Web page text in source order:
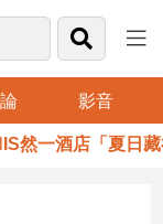
影音
酒店「夏日藏禮